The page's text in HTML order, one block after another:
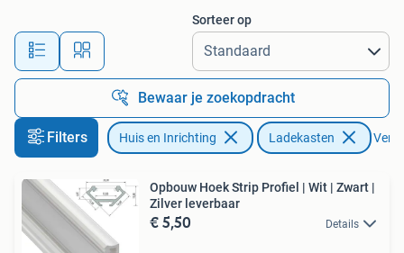
Alle afstanden…
Sorteer op
Bewaar je zoekopdracht
Filters Huis en Inrichting Ladekasten
Opbouw Hoek Strip Profiel | Wit | Zwart |
Zilver leverbaar
€ 5,50 Details